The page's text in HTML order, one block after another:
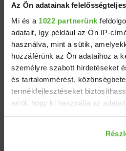
Az Ön adatainak
Mi és a 1022 partnerünk
adatait, így például az Ön IP-
használva, mint a sütik,
hozzáférünk az Ön adataihoz a
személyre szabott hirdetéseket
és tartalommérést,
termékfejlesztéseket
arról, hogy ki használja az
Információgyűjtés az Ön
Ingatlanok
Eladó házak
Eladó lakások
Települések